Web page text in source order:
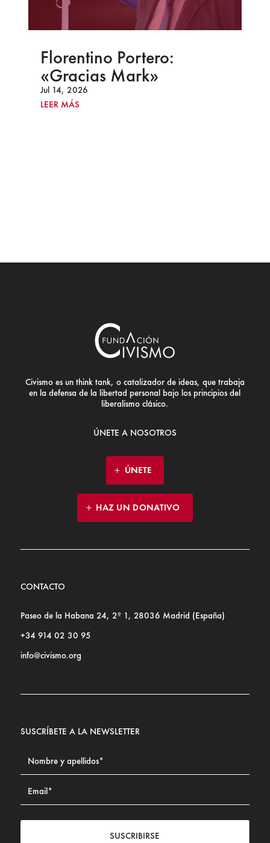
Florentino Portero:
«Gracias Mark»
Jul 14, 2026
LEER MÁS
Civismo es un think tank, o catalizador de ideas, que trabaja
en la defensa de la libertad personal bajo los principios del
liberalismo clásico.
ÚNETE A NOSOTROS
ÚNETE
HAZ UN DONATIVO
CONTACTO
Paseo de la Habana 24, 2º 1, 28036 Madrid (España)
+34 914 02 30 95
info@civismo.org
SUSCRÍBETE A LA NEWSLETTER
SUSCRIBIRSE